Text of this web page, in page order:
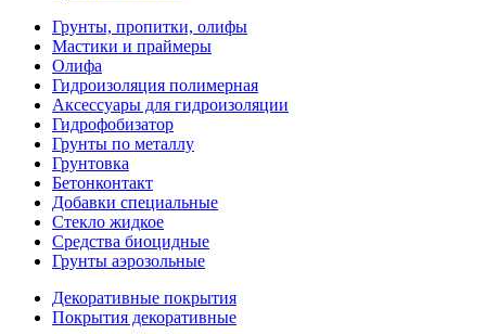
Грунты, пропитки, олифы
Мастики и праймеры
Олифа
Гидроизоляция полимерная
Аксессуары для гидроизоляции
Гидрофобизатор
Грунты по металлу
Грунтовка
Бетонконтакт
Добавки специальные
Стекло жидкое
Средства биоцидные
Грунты аэрозольные
Декоративные покрытия
Покрытия декоративные